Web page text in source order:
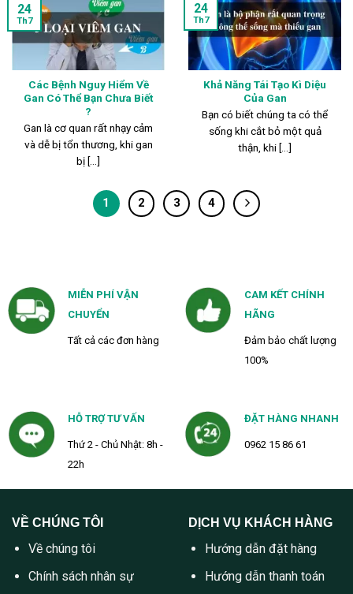
Các Bệnh Nguy Hiểm Về
Gan Có Thể Bạn Chưa Biết
?
Gan là cơ quan rất nhạy cảm
và dễ bị tổn thương, khi gan
bị [...]
24
Th7
Khả Năng Tái Tạo Kì Diệu
Của Gan
Bạn có biết chúng ta có thể
sống khi cắt bỏ một quả
thận, khi [...]
24
Th7
1 2 3 4
MIỄN PHÍ VẬN
CHUYỂN
Tất cả các đơn hàng
CAM KẾT CHÍNH
HÃNG
Đảm bảo chất lượng
100%
HỖ TRỢ TƯ VẤN
Thứ 2 - Chủ Nhật: 8h -
22h
ĐẶT HÀNG NHANH
0962 15 86 61
VỀ CHÚNG TÔI
Về chúng tôi
Chính sách nhân sự
DỊCH VỤ KHÁCH HÀNG
Hướng dẫn đặt hàng
Hướng dẫn thanh toán